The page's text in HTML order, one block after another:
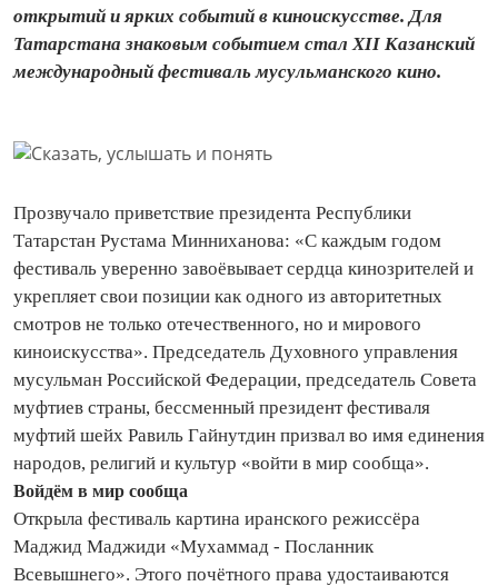
открытий и ярких событий в киноискусстве. Для
Татарстана знаковым событием стал XII Казанский
международный фестиваль мусульманского кино.
Прозвучало приветствие президента Респуб­лики
Татарстан Рустама Минниханова: «С каждым годом
фестиваль уверенно завоёвывает сердца кинозрителей и
укреп­ляет свои позиции как одного из авторитетных
смотров не только оте­че­ственного, но и мирового
киноискусства». Председатель Духовного управления
мусульман Российской Федерации, председатель Совета
муфтиев страны, бессменный президент фестиваля
муфтий шейх Равиль Гайнутдин призвал во имя единения
народов, религий и культур «войти в мир сообща».
Войдём в мир сообща
Открыла фестиваль картина иранского режиссёра
Маджид Маджиди «Мухаммад - Посланник
Всевышнего». Этого почётного права удостаиваются